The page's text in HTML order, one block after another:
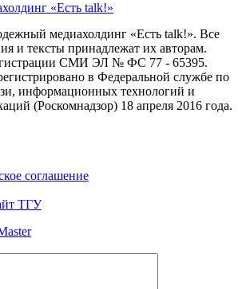
«Есть talk!»
медиахолдинг «Есть talk!». Все
и тексты принадлежат их авторам.
СМИ ЭЛ № ФС 77 - 65395.
в Федеральной службе по
информационных технологий и
(Роскомнадзор) 18 апреля 2016 года.
соглашение
ТГУ